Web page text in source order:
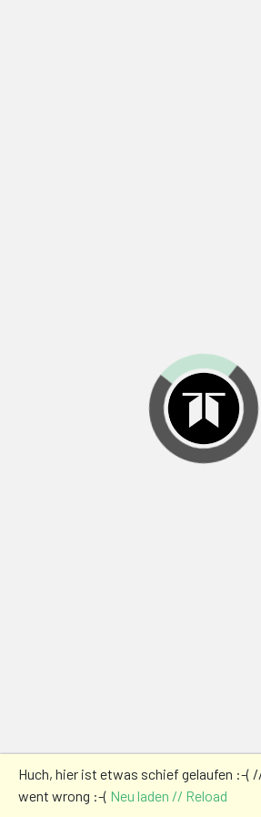
Huch, hier ist etwas schief gelaufen :-(
went wrong :-( Neu laden // Reload